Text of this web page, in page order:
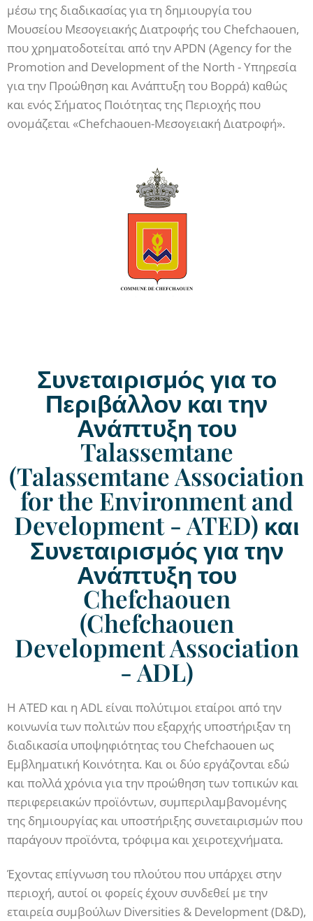
μέσω της διαδικασίας για τη δημιουργία του
Μουσείου Μεσογειακής Διατροφής του Chefchaouen,
που χρηματοδοτείται από την APDN (Agency for the
Promotion and Development of the North - Υπηρεσία
για την Προώθηση και Ανάπτυξη του Βορρά) καθώς
και ενός Σήματος Ποιότητας της Περιοχής που
ονομάζεται «Chefchaouen-Μεσογειακή Διατροφή».
Συνεταιρισμός για το
Περιβάλλον και την
Ανάπτυξη του
Talassemtane
(Talassemtane Association
for the Environment and
Development - ATED) και
Συνεταιρισμός για την
Ανάπτυξη του
Chefchaouen
(Chefchaouen
Development Association
- ADL)
Η ATED και η ADL είναι πολύτιμοι εταίροι από την
κοινωνία των πολιτών που εξαρχής υποστήριξαν τη
διαδικασία υποψηφιότητας του Chefchaouen ως
Εμβληματική Κοινότητα. Και οι δύο εργάζονται εδώ
και πολλά χρόνια για την προώθηση των τοπικών και
περιφερειακών προϊόντων, συμπεριλαμβανομένης
της δημιουργίας και υποστήριξης συνεταιρισμών που
παράγουν προϊόντα, τρόφιμα και χειροτεχνήματα.
Έχοντας επίγνωση του πλούτου που υπάρχει στην
περιοχή, αυτοί οι φορείς έχουν συνδεθεί με την
εταιρεία συμβούλων Diversities & Development (D&D),